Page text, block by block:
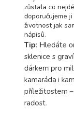
zůstala co
doporučujeme
životnost jak
nápisů.
Tip: Hledáte
sklenice s
dárkem pro
kamaráda i
příležitostem
radost.